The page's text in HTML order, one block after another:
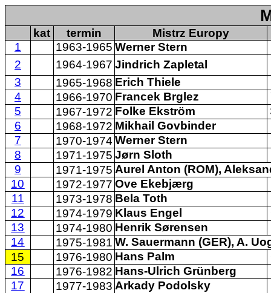
kat termin
Mistrz Europy
1
1963-1965 Werner Stern
2
1964-1967 Jindrich Zapletal
3
1965-1968 Erich Thiele
4
1966-1970 Francek Brglez
5
1967-1972 Folke Ekström
6
1968-1972 Mikhail Govbinder
7
1970-1974 Werner Stern
8
1971-1975 Jørn Sloth
9
1971-1975 Aurel Anton (ROM),
10
1972-1977 Ove Ekebjærg
11
1973-1978 Bela Toth
12
1974-1979 Klaus Engel
13
1974-1980 Henrik Sørensen
14
1975-1981 W. Sauermann (GER), A.
15
1976-1980 Hans Palm
16
1976-1982 Hans-Ulrich Grünberg
17
1977-1983 Arkady Podolsky